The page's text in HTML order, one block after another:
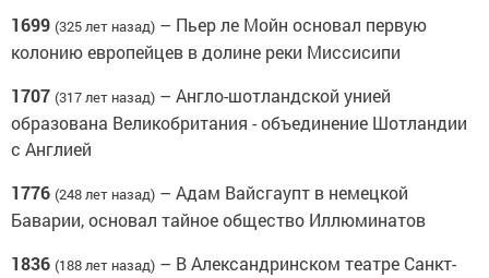
1699 (325 лет назад) – Пьер ле Мойн основал первую
колонию европейцев в долине реки Миссисипи
1707 (317 лет назад) – Англо-шотландской унией
образована Великобритания - объединение Шотландии
с Англией
1776 (248 лет назад) – Адам Вайсгаупт в немецкой
Баварии, основал тайное общество Иллюминатов
1836 (188 лет назад) – В Александринском театре Санкт-